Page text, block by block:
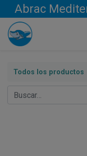
Abrac
Todos los productos